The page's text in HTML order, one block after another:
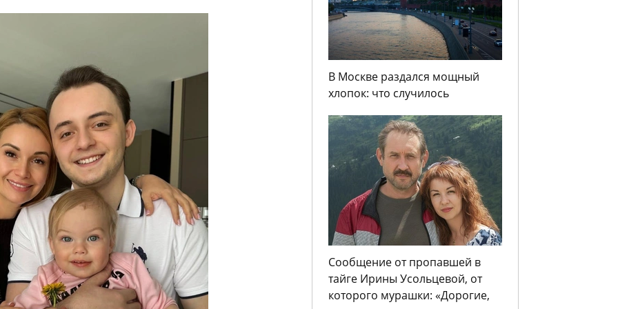
В Москве раздался мощный
хлопок: что случилось
Сообщение от пропавшей в
тайге Ирины Усольцевой, от
которого мурашки: «Дорогие,